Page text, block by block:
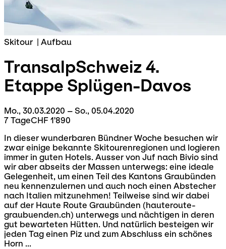
Skitour | Aufbau
TransalpSchweiz 4.
Etappe Splügen-Davos
Mo., 30.03.2020 – So., 05.04.2020
7 TageCHF 1'890
In dieser wunderbaren Bündner Woche besuchen wir
zwar einige bekannte Skitourenregionen und logieren
immer in guten Hotels. Ausser von Juf nach Bivio sind
wir aber abseits der Massen unterwegs: eine ideale
Gelegenheit, um einen Teil des Kantons Graubünden
neu kennenzulernen und auch noch einen Abstecher
nach Italien mitzunehmen! Teilweise sind wir dabei
auf der Haute Route Graubünden (hauteroute-
graubuenden.ch) unterwegs und nächtigen in deren
gut bewarteten Hütten. Und natürlich besteigen wir
jeden Tag einen Piz und zum Abschluss ein schönes
Horn ...